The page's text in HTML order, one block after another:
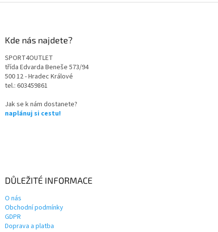
Kde nás najdete?
SPORT4OUTLET
třída Edvarda Beneše 573/94
500 12 - Hradec Králové
tel.: 603459861
Jak se k nám dostanete?
naplánuj si cestu!
DŮLEŽITÉ INFORMACE
O nás
Obchodní podmínky
GDPR
Doprava a platba